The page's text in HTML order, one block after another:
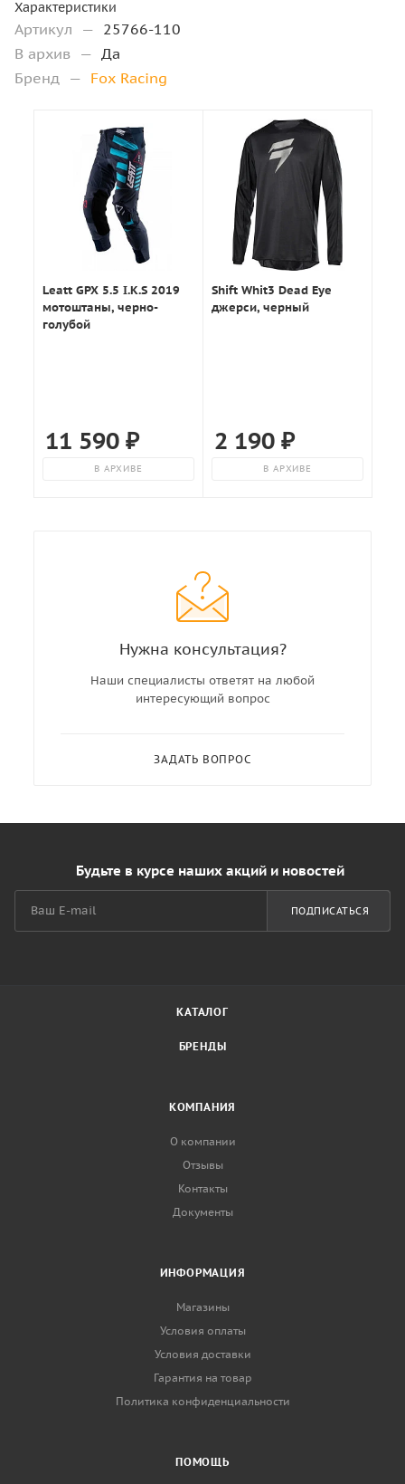
Характеристики
Артикул — 25766-110
В архив — Да
Бренд — Fox Racing
Leatt GPX 5.5 I.K.S 2019
мотоштаны, черно-
голубой
11 590₽
В АРХИВЕ
Shift Whit3 Dead Eye
джерси, черный
2 190 ₽
В АРХИВЕ
Нужна консультация?
Наши специалисты ответят на любой
интересующий вопрос
ЗАДАТЬ ВОПРОС
Будьте в курсе наших акций и новостей
ПОДПИСАТЬСЯ
КАТАЛОГ
БРЕНДЫ
КОМПАНИЯ
О компании
Отзывы
Контакты
Документы
ИНФОРМАЦИЯ
Магазины
Условия оплаты
Условия доставки
Гарантия на товар
Политика конфиденциальности
ПОМОЩЬ